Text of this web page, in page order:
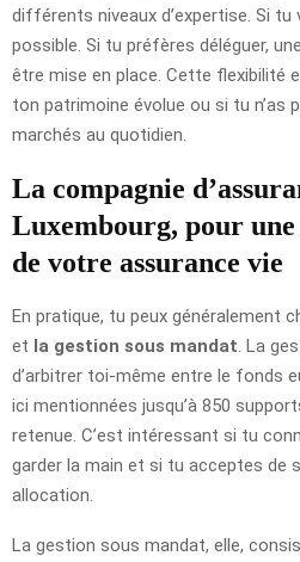
différents niveaux d’expertise. Si
possible. Si tu préfères déléguer,
être mise en place. Cette flexibilité
ton patrimoine évolue ou si tu n’as
marchés au quotidien.
La compagnie
Luxembourg, pour
de votre assurance vie
En pratique, tu peux généralement
et la gestion sous mandat . La
d’arbitrer toi-même entre le fonds
ici mentionnées jusqu’à 850
retenue. C’est intéressant si tu
garder la main et si tu acceptes de
allocation.
La gestion sous mandat, elle,